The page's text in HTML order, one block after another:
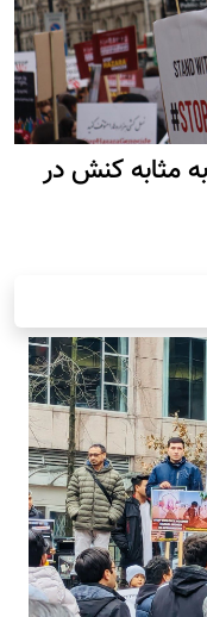
مثابه کنش در